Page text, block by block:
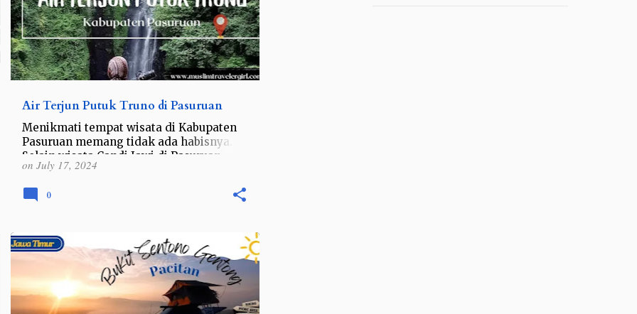
Air Terjun Putuk Truno di Pasuruan
Menikmati tempat wisata di Kabupaten
Pasuruan memang tidak ada habisnya.
Selain wisata Candi Jawi di Pasuruan
yang penuh dengan cerita sejarah raja
terakkhir di Kerajaan Singosar…
on July 17, 2024
0
JAWA JAWA TIMUR